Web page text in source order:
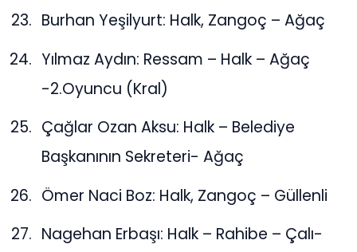
Burhan Yeşilyurt: Halk, Zangoç – Ağaç
Yılmaz Aydın: Ressam – Halk – Ağaç
-2.Oyuncu (Kral)
Çağlar Ozan Aksu: Halk – Belediye
Başkanının Sekreteri- Ağaç
Ömer Naci Boz: Halk, Zangoç – Güllenli
Nagehan Erbaşı: Halk – Rahibe – Çalı-